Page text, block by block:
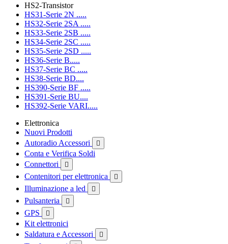
HS2-Transistor
HS31-Serie 2N .....
HS32-Serie 2SA .....
HS33-Serie 2SB .....
HS34-Serie 2SC .....
HS35-Serie 2SD .....
HS36-Serie B.....
HS37-Serie BC .....
HS38-Serie BD....
HS390-Serie BF .....
HS391-Serie BU....
HS392-Serie VARI.....
Elettronica
Nuovi Prodotti
Autoradio Accessori

Conta e Verifica Soldi
Connettori

Contenitori per elettronica 
Illuminazione a led 
Pulsanteria 
GPS 
Kit elettronici
Saldatura e Accessori
